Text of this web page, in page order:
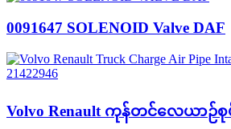
0091647 SOLENOID Valve DAF
Volvo Renault ကုန်တင်လေယာဉ်